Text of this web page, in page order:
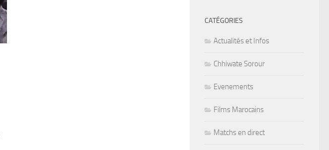
CATÉGORIES
Actualités et Infos
Chhiwate Sorour
Evenements
Films Marocains
Matchs en direct